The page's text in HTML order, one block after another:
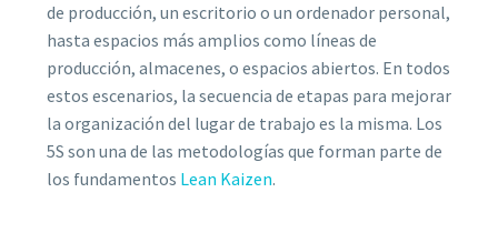
de producción, un escritorio o un ordenador personal,
hasta espacios más amplios como líneas de
producción, almacenes, o espacios abiertos. En todos
estos escenarios, la secuencia de etapas para mejorar
la organización del lugar de trabajo es la misma. Los
5S son una de las metodologías que forman parte de
los fundamentos Lean Kaizen.